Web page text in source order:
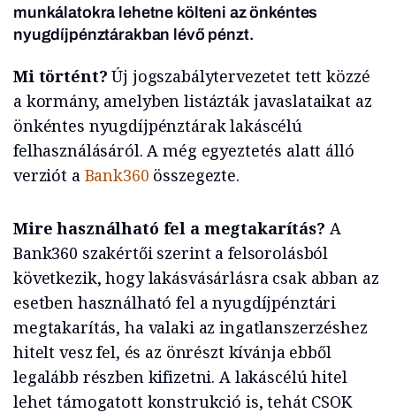
munkálatokra lehetne költeni az önkéntes
nyugdíjpénztárakban lévő pénzt.
Mi történt?Új jogszabálytervezetet tett közzé
a kormány, amelyben listázták javaslataikat az
önkéntes nyugdíjpénztárak lakáscélú
felhasználásáról. A még egyeztetés alatt álló
verziót aBank360 összegezte.
Mire használható fel a megtakarítás? A
Bank360 szakértői szerint a felsorolásból
következik, hogy lakásvásárlásra csak abban az
esetben használható fel a nyugdíjpénztári
megtakarítás, ha valaki az ingatlanszerzéshez
hitelt vesz fel, és az önrészt kívánja ebből
legalább részben kifizetni. A lakáscélú hitel
lehet támogatott konstrukció is, tehát CSOK